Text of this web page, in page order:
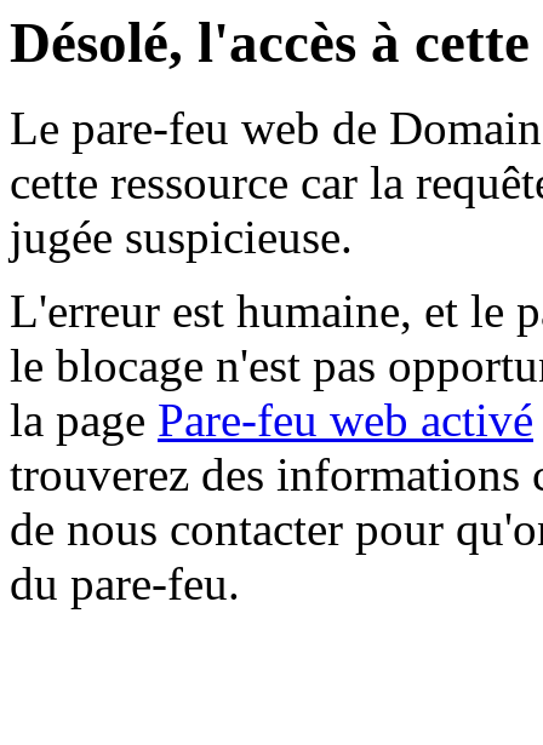
Désolé, l'accès à
Le pare-feu web de
cette ressource car la
jugée suspicieuse.
L'erreur est humaine, et le
le blocage n'est pas
la page Pare-feu web activé
trouverez des informations
de nous contacter pour
du pare-feu.